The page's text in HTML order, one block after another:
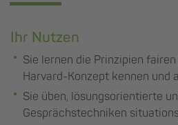
Ihr Nutzen
Sie lernen die Prinzipien
Harvard-Konzept kennen und
Sie üben, lösungsorientierte
Gesprächstechniken